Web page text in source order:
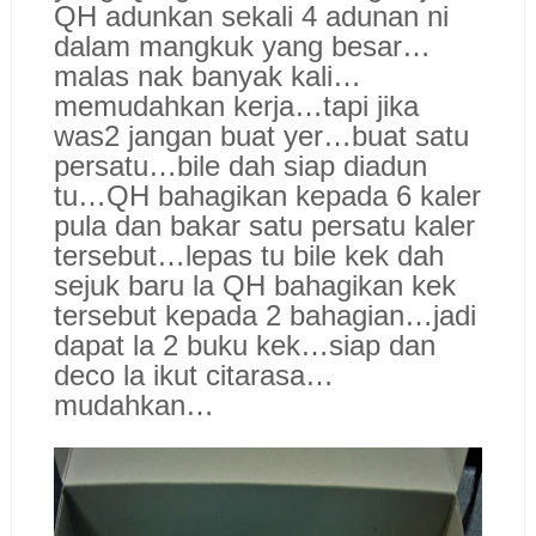
QH adunkan sekali 4 adunan ni
dalam mangkuk yang besar…
malas nak banyak kali…
memudahkan kerja…tapi jika
was2 jangan buat yer…buat satu
persatu…bile dah siap diadun
tu…QH bahagikan kepada 6 kaler
pula dan bakar satu persatu kaler
tersebut…lepas tu bile kek dah
sejuk baru la QH bahagikan kek
tersebut kepada 2 bahagian…jadi
dapat la 2 buku kek…siap dan
deco la ikut citarasa…
mudahkan…